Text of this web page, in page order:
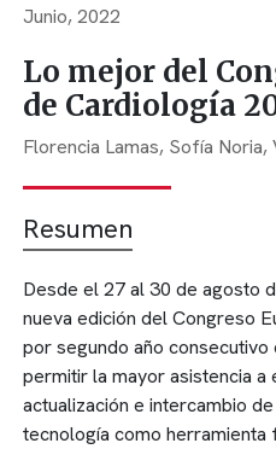
Junio, 2022
Lo mejor del
de Cardiología
Florencia Lamas, Sofía Noria,
Resumen
Desde el 27 al 30 de agosto
nueva edición del Congreso
por segundo año
permitir la mayor asistencia a
actualización e intercambio
tecnología como herramienta